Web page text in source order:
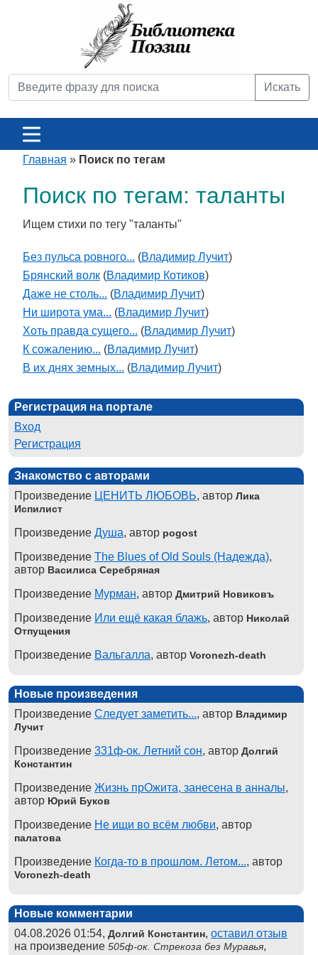
Искать
Главная » Поиск по тегам
Поиск по тегам: таланты
Ищем стихи по тегу "таланты"
Без пульса ровного... (Владимир Лучит)
Брянский волк (Владимир Котиков)
Даже не столь... (Владимир Лучит)
Ни широта ума... (Владимир Лучит)
Хоть правда сущего... (Владимир Лучит)
К сожалению... (Владимир Лучит)
В их днях земных... (Владимир Лучит)
Регистрация на портале
Вход
Регистрация
Знакомство с авторами
Произведение ЦЕНИТЬ ЛЮБОВЬ, автор Лика
Испилист
Произведение Душа, автор pogost
Произведение The Blues of Old Souls (Надежда),
автор Василиса Серебряная
Произведение Мурман, автор Дмитрий Новиковъ
Произведение Или ещё какая блажь, автор Николай
Отпущения
Произведение Вальгалла, автор Voronezh-death
Новые произведения
Произведение Следует заметить..., автор Владимир
Лучит
Произведение 331ф-ок. Летний сон, автор Долгий
Константин
Произведение Жизнь прОжита, занесена в анналы,
автор Юрий Буков
Произведение Не ищи во всём любви, автор
палатова
Произведение Когда-то в прошлом. Летом..., автор
Voronezh-death
Новые комментарии
04.08.2026 01:54, Долгий Константин, оставил отзыв
на произведение 505ф-ок. Стрекоза без Муравья,